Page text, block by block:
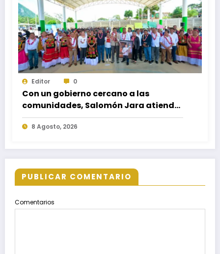
Editor 0
Con un gobierno cercano a las
comunidades, Salomón Jara atiende
necesidades apremiantes de San
Miguel Tenango
8 Agosto, 2026
PUBLICAR COMENTARIO
Comentarios